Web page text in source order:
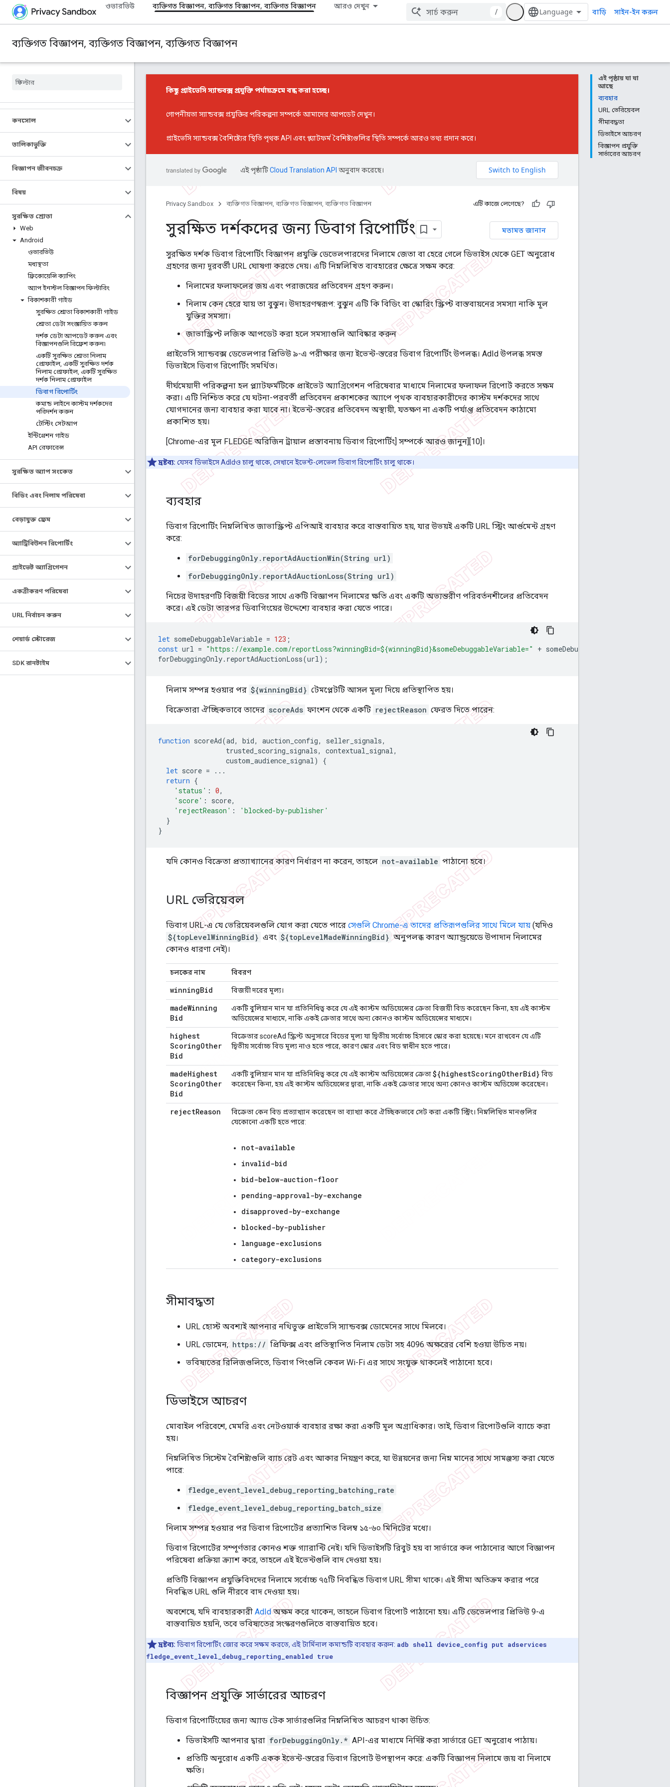
ওভারভিউ ব্যক্তিগত বিজ্ঞাপন, ব্যক্তিগত বিজ্ঞাপন, ব্যক্তিগত বিজ্ঞাপন আরও দেখুন
/ বাড়ি সাইন-ইন করুন
ব্যক্তিগত বিজ্ঞাপন, ব্যক্তিগত বিজ্ঞাপন, ব্যক্তিগত বিজ্ঞাপন
কনসোল
তালিকাভুক্তি
বিজ্ঞাপন জীবনচক্র
বিষয়
সুরক্ষিত শ্রোতা
Web
Android
ওভারভিউ
মধ্যস্থতা
ফ্রিকোয়েন্সি ক্যাপিং
অ্যাপ ইনস্টল বিজ্ঞাপন ফিল্টারিং
বিকাশকারী গাইড
সুরক্ষিত শ্রোতা বিকাশকারী গাইড
শ্রোতা ডেটা সংজ্ঞায়িত করুন
দর্শক ডেটা আপডেট করুন এবং
বিজ্ঞাপনগুলি রিফ্রেশ করুন৷
একটি সুরক্ষিত শ্রোতা নিলাম
প্রোফাইল, একটি সুরক্ষিত দর্শক
নিলাম প্রোফাইল, একটি সুরক্ষিত
দর্শক নিলাম প্রোফাইল
ডিবাগ রিপোর্টিং
কমান্ড লাইনে কাস্টম দর্শকদের
পরিদর্শন করুন
টেস্টিং সেটআপ
ইন্টিগ্রেশন গাইড
API রেফারেন্স
সুরক্ষিত অ্যাপ সংকেত
বিডিং এবং নিলাম পরিষেবা
বেড়াযুক্ত ফ্রেম
অ্যাট্রিবিউশন রিপোর্টিং
প্রাইভেট অ্যাগ্রিগেশন
একত্রীকরণ পরিষেবা
URL নির্বাচন করুন
শেয়ার্ড স্টোরেজ
SDK রানটাইম
এই পৃষ্ঠায় যা যা
আছে
ব্যবহার
URL ভেরিয়েবল
সীমাবদ্ধতা
ডিভাইসে আচরণ
বিজ্ঞাপন প্রযুক্তি
সার্ভারের আচরণ
কিছু প্রাইভেসি স্যান্ডবক্স প্রযুক্তি পর্যায়ক্রমে বন্ধ করা হচ্ছে।
গোপনীয়তা স্যান্ডবক্স প্রযুক্তির পরিকল্পনা সম্পর্কে আমাদের আপডেটদেখুন।
প্রাইভেসি স্যান্ডবক্স বৈশিষ্ট্যের স্থিতিপৃথক API এবং প্ল্যাটফর্ম বৈশিষ্ট্যগুলির স্থিতি সম্পর্কে আরও তথ্য প্রদান করে।
এই পৃষ্ঠাটিCloud Translation API অনুবাদ করেছে।
Privacy Sandbox ব্যক্তিগত বিজ্ঞাপন, ব্যক্তিগত বিজ্ঞাপন, ব্যক্তিগত বিজ্ঞাপন এটি কাজে লেগেছে?
মতামত জানান
সুরক্ষিত দর্শকদের জন্য ডিবাগ রিপোর্টিং
সুরক্ষিত দর্শক ডিবাগ রিপোর্টিং বিজ্ঞাপন প্রযুক্তি ডেভেলপারদের নিলামে জেতা বা হেরে গেলে ডিভাইস থেকে GET অনুরোধ
গ্রহণের জন্য দূরবর্তী URL ঘোষণা করতে দেয়। এটি নিম্নলিখিত ব্যবহারের ক্ষেত্রে সক্ষম করে:
নিলামের ফলাফলের জয় এবং পরাজয়ের প্রতিবেদন গ্রহণ করুন।
নিলাম কেন হেরে যায় তা বুঝুন। উদাহরণস্বরূপ: বুঝুন এটি কি বিডিং বা স্কোরিং স্ক্রিপ্ট বাস্তবায়নের সমস্যা নাকি মূল
যুক্তির সমস্যা।
জাভাস্ক্রিপ্ট লজিক আপডেট করা হলে সমস্যাগুলি আবিষ্কার করুন
প্রাইভেসি স্যান্ডবক্স ডেভেলপার প্রিভিউ ৯-এ পরীক্ষার জন্য ইভেন্ট-স্তরের ডিবাগ রিপোর্টিং উপলব্ধ। AdId উপলব্ধ সমস্ত
ডিভাইসে ডিবাগ রিপোর্টিং সমর্থিত।
দীর্ঘমেয়াদী পরিকল্পনা হল প্ল্যাটফর্মটিকে প্রাইভেট অ্যাগ্রিগেশন পরিষেবার মাধ্যমে নিলামের ফলাফল রিপোর্ট করতে সক্ষম
করা। এটি নিশ্চিত করে যে ঘটনা-পরবর্তী প্রতিবেদন প্রকাশকের অ্যাপে পৃথক ব্যবহারকারীদের কাস্টম দর্শকদের সাথে
যোগদানের জন্য ব্যবহার করা যাবে না। ইভেন্ট-স্তরের প্রতিবেদন অস্থায়ী, যতক্ষণ না একটি পর্যাপ্ত প্রতিবেদন কাঠামো
প্রকাশিত হয়।
[Chrome-এর মূল FLEDGE অরিজিন ট্রায়াল প্রস্তাবনায় ডিবাগ রিপোর্টিং] সম্পর্কে আরও জানুন][10]।
দ্রষ্টব্য: যেসব ডিভাইসে AdIdও চালু থাকে, সেখানে ইভেন্ট-লেভেল ডিবাগ রিপোর্টিং চালু থাকে।
ব্যবহার
ডিবাগ রিপোর্টিং নিম্নলিখিত জাভাস্ক্রিপ্ট এপিআই ব্যবহার করে বাস্তবায়িত হয়, যার উভয়ই একটি URL স্ট্রিং আর্গুমেন্ট গ্রহণ
করে:
forDebuggingOnly.reportAdAuctionWin(String url)
forDebuggingOnly.reportAdAuctionLoss(String url)
নিচের উদাহরণটি বিজয়ী বিডের সাথে একটি বিজ্ঞাপন নিলামের ক্ষতি এবং একটি অভ্যন্তরীণ পরিবর্তনশীলের প্রতিবেদন
করে। এই ডেটা তারপর ডিবাগিংয়ের উদ্দেশ্যে ব্যবহার করা যেতে পারে।
let someDebuggableVariable = 123 ;
const url = "https://example.com/reportLoss?winningBid=${winningBid}&someDebuggableVariable=" + someDebuggableVariable
forDebuggingOnly. reportAdAuctionLoss(url);
নিলাম সম্পন্ন হওয়ার পর ${winningBid} টেমপ্লেটটি আসল মূল্য দিয়ে প্রতিস্থাপিত হয়।
বিক্রেতারা ঐচ্ছিকভাবে তাদের scoreAds ফাংশন থেকে একটি rejectReason ফেরত দিতে পারেন:
function scoreAd(ad, bid, auction_config, seller_signals,
trusted_scoring_signals, contextual_signal,
custom_audience_signal)
{
let score =
...
return {
'status' : 0,
'score' : score,
'rejectReason' :
'blocked-by-publisher'
}
}
যদি কোনও বিক্রেতা প্রত্যাখ্যানের কারণ নির্ধারণ না করেন, তাহলে not-available পাঠানো হবে।
URL ভেরিয়েবল
ডিবাগ URL-এ যে ভেরিয়েবলগুলি যোগ করা যেতে পারে সেগুলি Chrome-এ তাদের প্রতিরূপগুলির সাথে মিলে যায় (যদিও
${topLevelWinningBid} এবং ${topLevelMadeWinningBid} অনুপলব্ধ কারণ অ্যান্ড্রয়েডে উপাদান নিলামের
কোনও ধারণা নেই)।
চলকের নাম বিবরণ
winningBid বিজয়ী দরের মূল্য।
madeWinning
Bid
একটি বুলিয়ান মান যা প্রতিনিধিত্ব করে যে এই কাস্টম অডিয়েন্সের ক্রেতা বিজয়ী বিড করেছেন কিনা, হয় এই কাস্টম
অডিয়েন্সের মাধ্যমে, নাকি একই ক্রেতার সাথে অন্য কোনও কাস্টম অডিয়েন্সের মাধ্যমে।
highest
ScoringOther
Bid
বিক্রেতার scoreAd স্ক্রিপ্ট অনুসারে বিডের মূল্য যা দ্বিতীয় সর্বোচ্চ হিসাবে স্কোর করা হয়েছে। মনে রাখবেন যে এটি
দ্বিতীয় সর্বোচ্চ বিড মূল্য নাও হতে পারে, কারণ স্কোর এবং বিড স্বাধীন হতে পারে।
madeHighest
ScoringOther
Bid
একটি বুলিয়ান মান যা প্রতিনিধিত্ব করে যে এই কাস্টম অডিয়েন্সের ক্রেতা${highestScoringOtherBid} বিড
করেছেন কিনা, হয় এই কাস্টম অডিয়েন্সের দ্বারা, নাকি একই ক্রেতার সাথে অন্য কোনও কাস্টম অডিয়েন্স করেছেন।
rejectReason
বিক্রেতা কেন বিড প্রত্যাখ্যান করেছেন তা ব্যাখ্যা করে ঐচ্ছিকভাবে সেট করা একটি স্ট্রিং। নিম্নলিখিত মানগুলির
যেকোনো একটি হতে পারে:
not-available
invalid-bid
bid-below-auction-floor
pending-approval-by-exchange
disapproved-by-exchange
blocked-by-publisher
language-exclusions
category-exclusions
সীমাবদ্ধতা
URL হোস্ট অবশ্যই আপনার নথিভুক্ত প্রাইভেসি স্যান্ডবক্স ডোমেনের সাথে মিলবে।
URL ডোমেন, https:// প্রিফিক্স এবং প্রতিস্থাপিত নিলাম ডেটা সহ 4096 অক্ষরের বেশি হওয়া উচিত নয়।
ভবিষ্যতের রিলিজগুলিতে, ডিবাগ পিংগুলি কেবল Wi-Fi এর সাথে সংযুক্ত থাকলেই পাঠানো হবে।
ডিভাইসে আচরণ
মোবাইল পরিবেশে, মেমরি এবং নেটওয়ার্ক ব্যবহার রক্ষা করা একটি মূল অগ্রাধিকার। তাই, ডিবাগ রিপোর্টগুলি ব্যাচে করা
হয়।
নিম্নলিখিত সিস্টেম বৈশিষ্ট্যগুলি ব্যাচ রেট এবং আকার নিয়ন্ত্রণ করে, যা উন্নয়নের জন্য নিম্ন মানের সাথে সামঞ্জস্য করা যেতে
পারে:
fledge_event_level_debug_reporting_batching_rate
fledge_event_level_debug_reporting_batch_size
নিলাম সম্পন্ন হওয়ার পর ডিবাগ রিপোর্টের প্রত্যাশিত বিলম্ব ১৫-৬০ মিনিটের মধ্যে।
ডিবাগ রিপোর্টের সম্পূর্ণতার কোনও শক্ত গ্যারান্টি নেই। যদি ডিভাইসটি রিবুট হয় বা সার্ভারে কল পাঠানোর আগে বিজ্ঞাপন
পরিষেবা প্রক্রিয়া ক্র্যাশ করে, তাহলে এই ইভেন্টগুলি বাদ দেওয়া হয়।
প্রতিটি বিজ্ঞাপন প্রযুক্তিবিদদের নিলামে সর্বোচ্চ ৭৫টি নিবন্ধিত ডিবাগ URL সীমা থাকে। এই সীমা অতিক্রম করার পরে
নিবন্ধিত URL গুলি নীরবে বাদ দেওয়া হয়।
অবশেষে, যদি ব্যবহারকারী AdIdঅক্ষম করে থাকেন, তাহলে ডিবাগ রিপোর্ট পাঠানো হয়। এটি ডেভেলপার প্রিভিউ 9-এ
বাস্তবায়িত হয়নি, তবে ভবিষ্যতের সংস্করণগুলিতে বাস্তবায়িত হবে।
দ্রষ্টব্য: ডিবাগ রিপোর্টিং জোর করে সক্ষম করতে, এই টার্মিনাল কমান্ডটি ব্যবহার করুন: adb shell device_config put adservices
fledge_event_level_debug_reporting_enabled true
বিজ্ঞাপন প্রযুক্তি সার্ভারের আচরণ
ডিবাগ রিপোর্টিংয়ের জন্য অ্যাড টেক সার্ভারগুলির নিম্নলিখিত আচরণ থাকা উচিত:
ডিভাইসটি আপনার দ্বারা forDebuggingOnly.* API-এর মাধ্যমে নির্দিষ্ট করা সার্ভারে GET অনুরোধ পাঠায়।
প্রতিটি অনুরোধ একটি একক ইভেন্ট-স্তরের ডিবাগ রিপোর্ট উপস্থাপন করে: একটি বিজ্ঞাপন নিলামে জয় বা নিলামে
ক্ষতি।